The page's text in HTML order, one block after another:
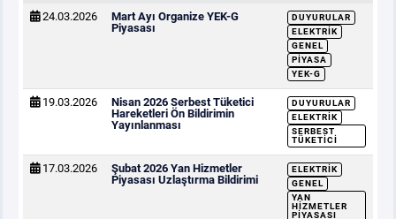
DUYURULAR
BT HİZMET YÖNETİM SİSTEMİ POLİTİKAMIZ
24.03.2026
Mart Ayı Organize YEK-G
Piyasası
DUYURULAR
ELEKTRIK
GENEL
PIYASA
YEK-G
19.03.2026
Nisan 2026 Serbest Tüketici
Hareketleri Ön Bildirimin
Yayınlanması
DUYURULAR
ELEKTRIK
SERBEST
TÜKETICI
17.03.2026
Şubat 2026 Yan Hizmetler
Piyasası Uzlaştırma Bildirimi
ELEKTRIK
GENEL
YAN
HIZMETLER
PIYASASI